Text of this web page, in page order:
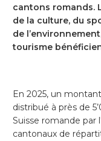
cantons romands.
de la culture, du
de
tourisme
En 2025, un
distribué à près de
Suisse romande par
cantonaux de